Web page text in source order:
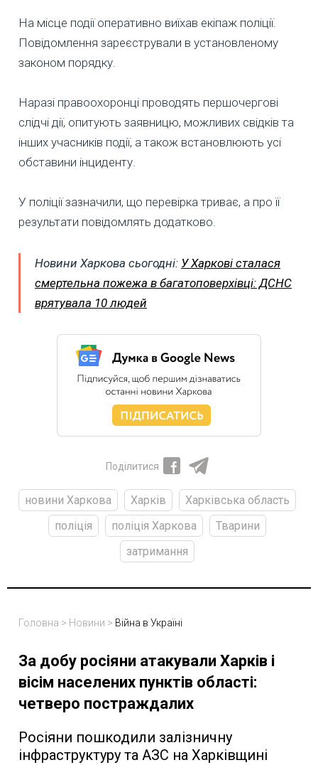
На місце події оперативно виїхав екіпаж поліції.
Повідомлення зареєстрували в установленому
законом порядку.
Наразі правоохоронці проводять першочергові
слідчі дії, опитують заявницю, можливих свідків та
інших учасників події, а також встановлюють усі
обставини інциденту.
У поліції зазначили, що перевірка триває, а про її
результати повідомлять додатково.
Новини Харкова сьогодні: У Харкові сталася
смертельна пожежа в багатоповерхівці: ДСНС
врятувала 10 людей
Поділитися
новини Харкова Харків
Харківська область
поліція
поліція Харкова
Тварини
затримання
Головна > Новини > Війна в Україні
За добу росіяни атакували Харків і
вісім населених пунктів області:
четверо постраждалих
Росіяни пошкодили залізничну
інфраструктуру та АЗС на Харківщині